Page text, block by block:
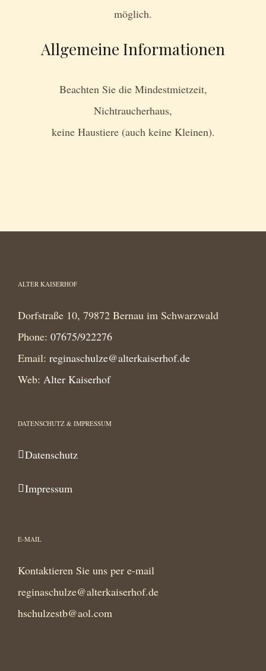
möglich.
Allgemeine Informationen
Beachten Sie die Mindestmietzeit,
Nichtraucherhaus,
keine Haustiere (auch keine Kleinen).
ALTER KAISERHOF
Dorfstraße 10, 79872 Bernau im Schwarzwald
Phone: 07675/922276
Email: reginaschulze@alterkaiserhof.de
Web: Alter Kaiserhof
DATENSCHUTZ & IMPRESSUM
Datenschutz
Impressum
E-MAIL
Kontaktieren Sie uns per e-mail
reginaschulze@alterkaiserhof.de
hschulzestb@aol.com